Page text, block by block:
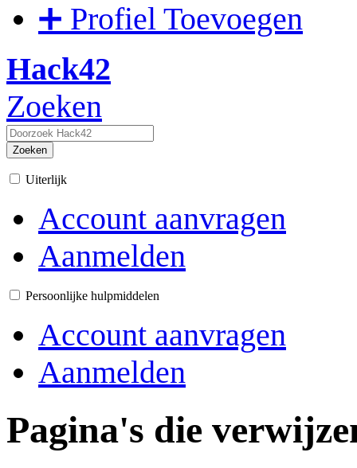
➕ Profiel Toevoegen
Hack42
Zoeken
Zoeken
Uiterlijk
Account aanvragen
Aanmelden
Persoonlijke hulpmiddelen
Account aanvragen
Aanmelden
Pagina's die